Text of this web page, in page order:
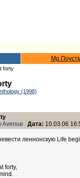
forty
(1998)
Avenue Дата: 10.03.06
леннонскую Life
forty,